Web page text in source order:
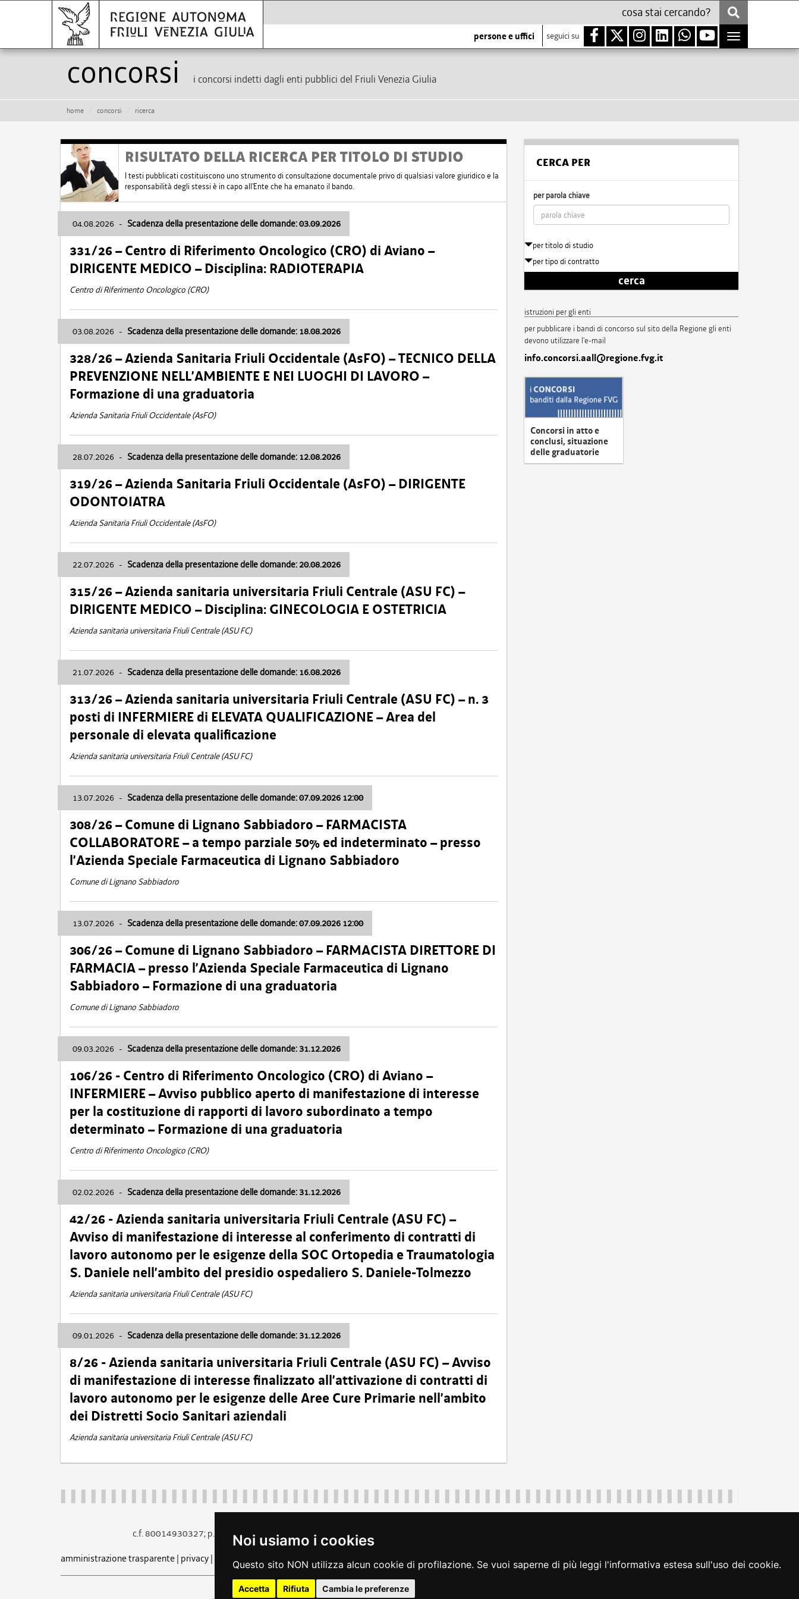
Noi usiamo i cookies
Questo sito NON utilizza alcun cookie di profilazione. Se vuoi saperne di più leggi l'informativa estesa sull'uso dei cookie.
Accetta Rifiuta Cambia le preferenze
persone e uffici seguici su
Toggle
navigation
Concorsi i concorsi indetti dagli enti pubblici del Friuli Venezia Giulia
home concorsi ricerca
RISULTATO DELLA RICERCA PER TITOLO DI STUDIO
I testi pubblicati costituiscono uno strumento di consultazione documentale privo di qualsiasi valore giuridico e la
responsabilità degli stessi è in capo all'Ente che ha emanato il bando.
04.08.2026 - Scadenza della presentazione delle domande: 03.09.2026
331/26 – Centro di Riferimento Oncologico (CRO) di Aviano –
DIRIGENTE MEDICO – Disciplina: RADIOTERAPIA
Centro di Riferimento Oncologico (CRO)
03.08.2026 - Scadenza della presentazione delle domande: 18.08.2026
328/26 – Azienda Sanitaria Friuli Occidentale (AsFO) – TECNICO DELLA
PREVENZIONE NELL’AMBIENTE E NEI LUOGHI DI LAVORO –
Formazione di una graduatoria
Azienda Sanitaria Friuli Occidentale (AsFO)
28.07.2026 - Scadenza della presentazione delle domande: 12.08.2026
319/26 – Azienda Sanitaria Friuli Occidentale (AsFO) – DIRIGENTE
ODONTOIATRA
Azienda Sanitaria Friuli Occidentale (AsFO)
22.07.2026 - Scadenza della presentazione delle domande: 20.08.2026
315/26 – Azienda sanitaria universitaria Friuli Centrale (ASU FC) –
DIRIGENTE MEDICO – Disciplina: GINECOLOGIA E OSTETRICIA
Azienda sanitaria universitaria Friuli Centrale (ASU FC)
21.07.2026 - Scadenza della presentazione delle domande: 16.08.2026
313/26 – Azienda sanitaria universitaria Friuli Centrale (ASU FC) – n. 3
posti di INFERMIERE di ELEVATA QUALIFICAZIONE – Area del
personale di elevata qualificazione
Azienda sanitaria universitaria Friuli Centrale (ASU FC)
13.07.2026 - Scadenza della presentazione delle domande: 07.09.2026 12:00
308/26 – Comune di Lignano Sabbiadoro – FARMACISTA
COLLABORATORE – a tempo parziale 50% ed indeterminato – presso
l’Azienda Speciale Farmaceutica di Lignano Sabbiadoro
Comune di Lignano Sabbiadoro
13.07.2026 - Scadenza della presentazione delle domande: 07.09.2026 12:00
306/26 – Comune di Lignano Sabbiadoro – FARMACISTA DIRETTORE DI
FARMACIA – presso l’Azienda Speciale Farmaceutica di Lignano
Sabbiadoro – Formazione di una graduatoria
Comune di Lignano Sabbiadoro
09.03.2026 - Scadenza della presentazione delle domande: 31.12.2026
106/26 - Centro di Riferimento Oncologico (CRO) di Aviano –
INFERMIERE – Avviso pubblico aperto di manifestazione di interesse
per la costituzione di rapporti di lavoro subordinato a tempo
determinato – Formazione di una graduatoria
Centro di Riferimento Oncologico (CRO)
02.02.2026 - Scadenza della presentazione delle domande: 31.12.2026
42/26 - Azienda sanitaria universitaria Friuli Centrale (ASU FC) –
Avviso di manifestazione di interesse al conferimento di contratti di
lavoro autonomo per le esigenze della SOC Ortopedia e Traumatologia
S. Daniele nell’ambito del presidio ospedaliero S. Daniele-Tolmezzo
Azienda sanitaria universitaria Friuli Centrale (ASU FC)
09.01.2026 - Scadenza della presentazione delle domande: 31.12.2026
8/26 - Azienda sanitaria universitaria Friuli Centrale (ASU FC) – Avviso
di manifestazione di interesse finalizzato all’attivazione di contratti di
lavoro autonomo per le esigenze delle Aree Cure Primarie nell’ambito
dei Distretti Socio Sanitari aziendali
Azienda sanitaria universitaria Friuli Centrale (ASU FC)
CERCA PER
per parola chiave
per titolo di studio
per tipo di contratto
cerca
istruzioni per gli enti
per pubblicare i bandi di concorso sul sito della Regione gli enti
devono utilizzare l'e-mail
info.concorsi.aall@regione.fvg.it
Concorsi in atto e
conclusi, situazione
delle graduatorie
c.f. 80014930327; p.iva 00526040324
piazza Unità d'Italia 1 Trieste
amministrazione trasparente| privacy| cookie note legali | accessibilità rss dichiarazione di accessibilità feedback cambio preferenze cookie loginFVG